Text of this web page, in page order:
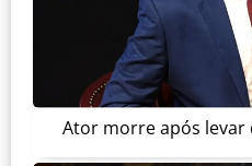
Ator morre após levar